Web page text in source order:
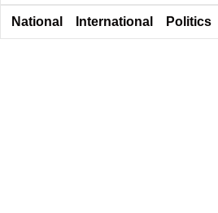
National International Politics